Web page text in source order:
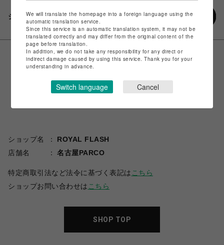
シェアする
ショップ名
ROYAL FLASH
店舗名
名古屋PARCO
特定商取引法など法令に基づく表記は こちら
ショップお問い合わせは こちら
SHOP TOP
We will translate the homepage into a foreign language using the
automatic translation service.
Since this service is an automatic translation system, it may not be
translated correctly and may differ from the original content of the
page before translation.
In addition, we do not take any responsibility for any direct or
indirect damage caused by using this service. Thank you for your
understanding in advance.
Switch language Cancel